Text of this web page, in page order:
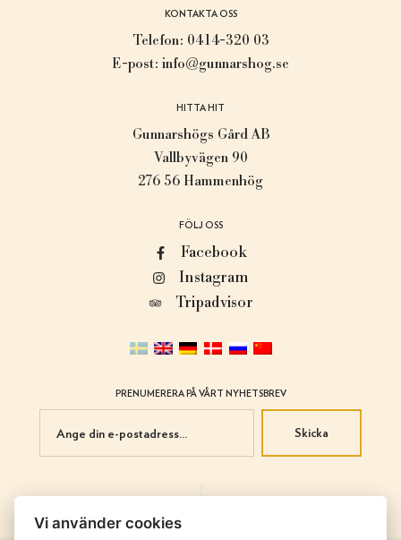
KONTAKTA OSS
Telefon: 0414-320 03
E-post: info@gunnarshog.se
HITTA HIT
Gunnarshögs Gård AB
Vallbyvägen 90
276 56 Hammenhög
FÖLJ OSS
Facebook
Instagram
Tripadvisor
PRENUMERERA PÅ VÅRT NYHETSBREV
Skicka
Vi använder cookies